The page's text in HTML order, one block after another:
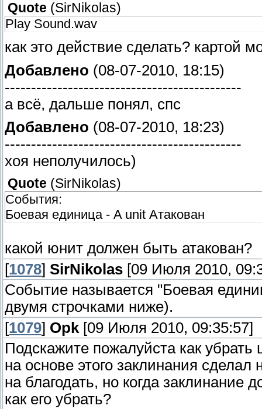
Quote (SirNikolas)
Play Sound.wav
как это действие сделать? картой
Добавлено (08-07-2010, 18:15)
---------------------------------------------
а всё, дальше понял, спс
Добавлено (08-07-2010, 18:23)
---------------------------------------------
хоя неполучилось)
Quote (SirNikolas)
События:
Боевая единица - A unit Атакован
какой юнит должен быть атакован?
[1078] SirNikolas [09 Июля 2010,
Событие называется "Боевая
двумя строчками ниже).
[1079] Opk [09 Июля 2010, 09:35:57]
Подскажите пожалуйста как
на основе этого заклинания
на благодать, но когда заклинание
как его убрать?